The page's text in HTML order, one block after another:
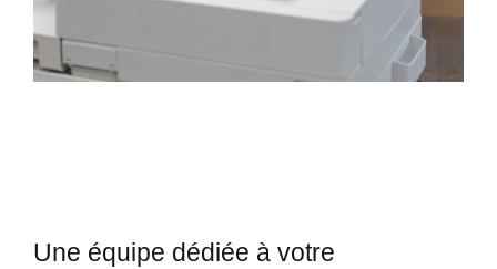
Une équipe dédiée à votre